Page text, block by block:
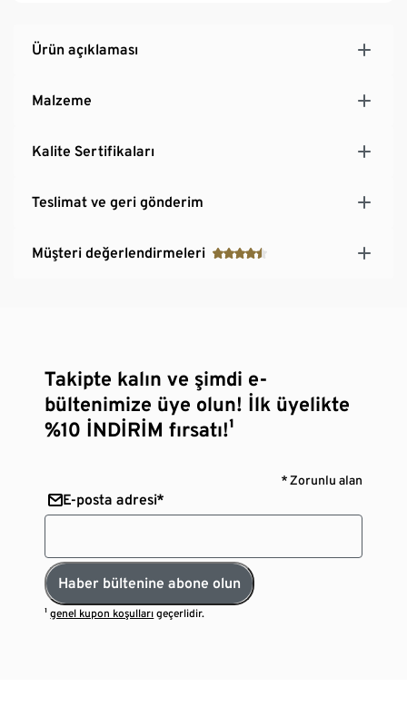
Ürün açıklaması
Malzeme
Kalite Sertifikaları
Teslimat ve geri gönderim
Müşteri değerlendirmeleri
Takipte kalın ve şimdi e-
bültenimize üye olun! İlk üyelikte
%10 İNDİRİM fırsatı!¹
* Zorunlu alan
E-posta adresi*
Haber bültenine abone olun
¹genel kupon koşulları geçerlidir.